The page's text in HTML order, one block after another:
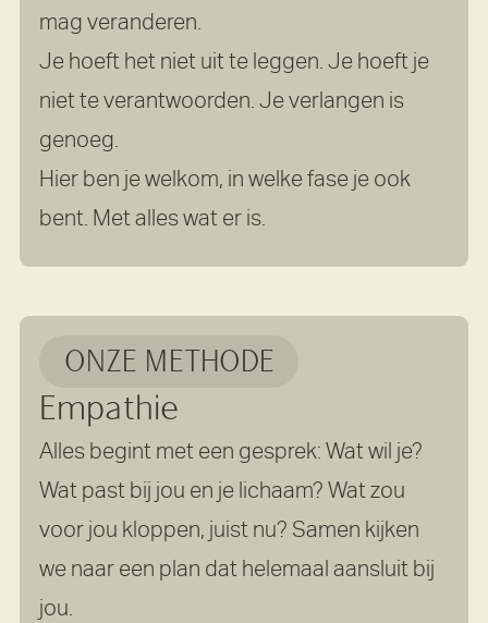
mag veranderen.
Je hoeft het niet uit te leggen. Je hoeft je
niet te verantwoorden. Je verlangen is
genoeg.
Hier ben je welkom, in welke fase je ook
bent. Met alles wat er is.
ONZE METHODE
Empathie
Alles begint met een gesprek: Wat wil je?
Wat past bij jou en je lichaam? Wat zou
voor jou kloppen, juist nu? Samen kijken
we naar een plan dat helemaal aansluit bij
jou.